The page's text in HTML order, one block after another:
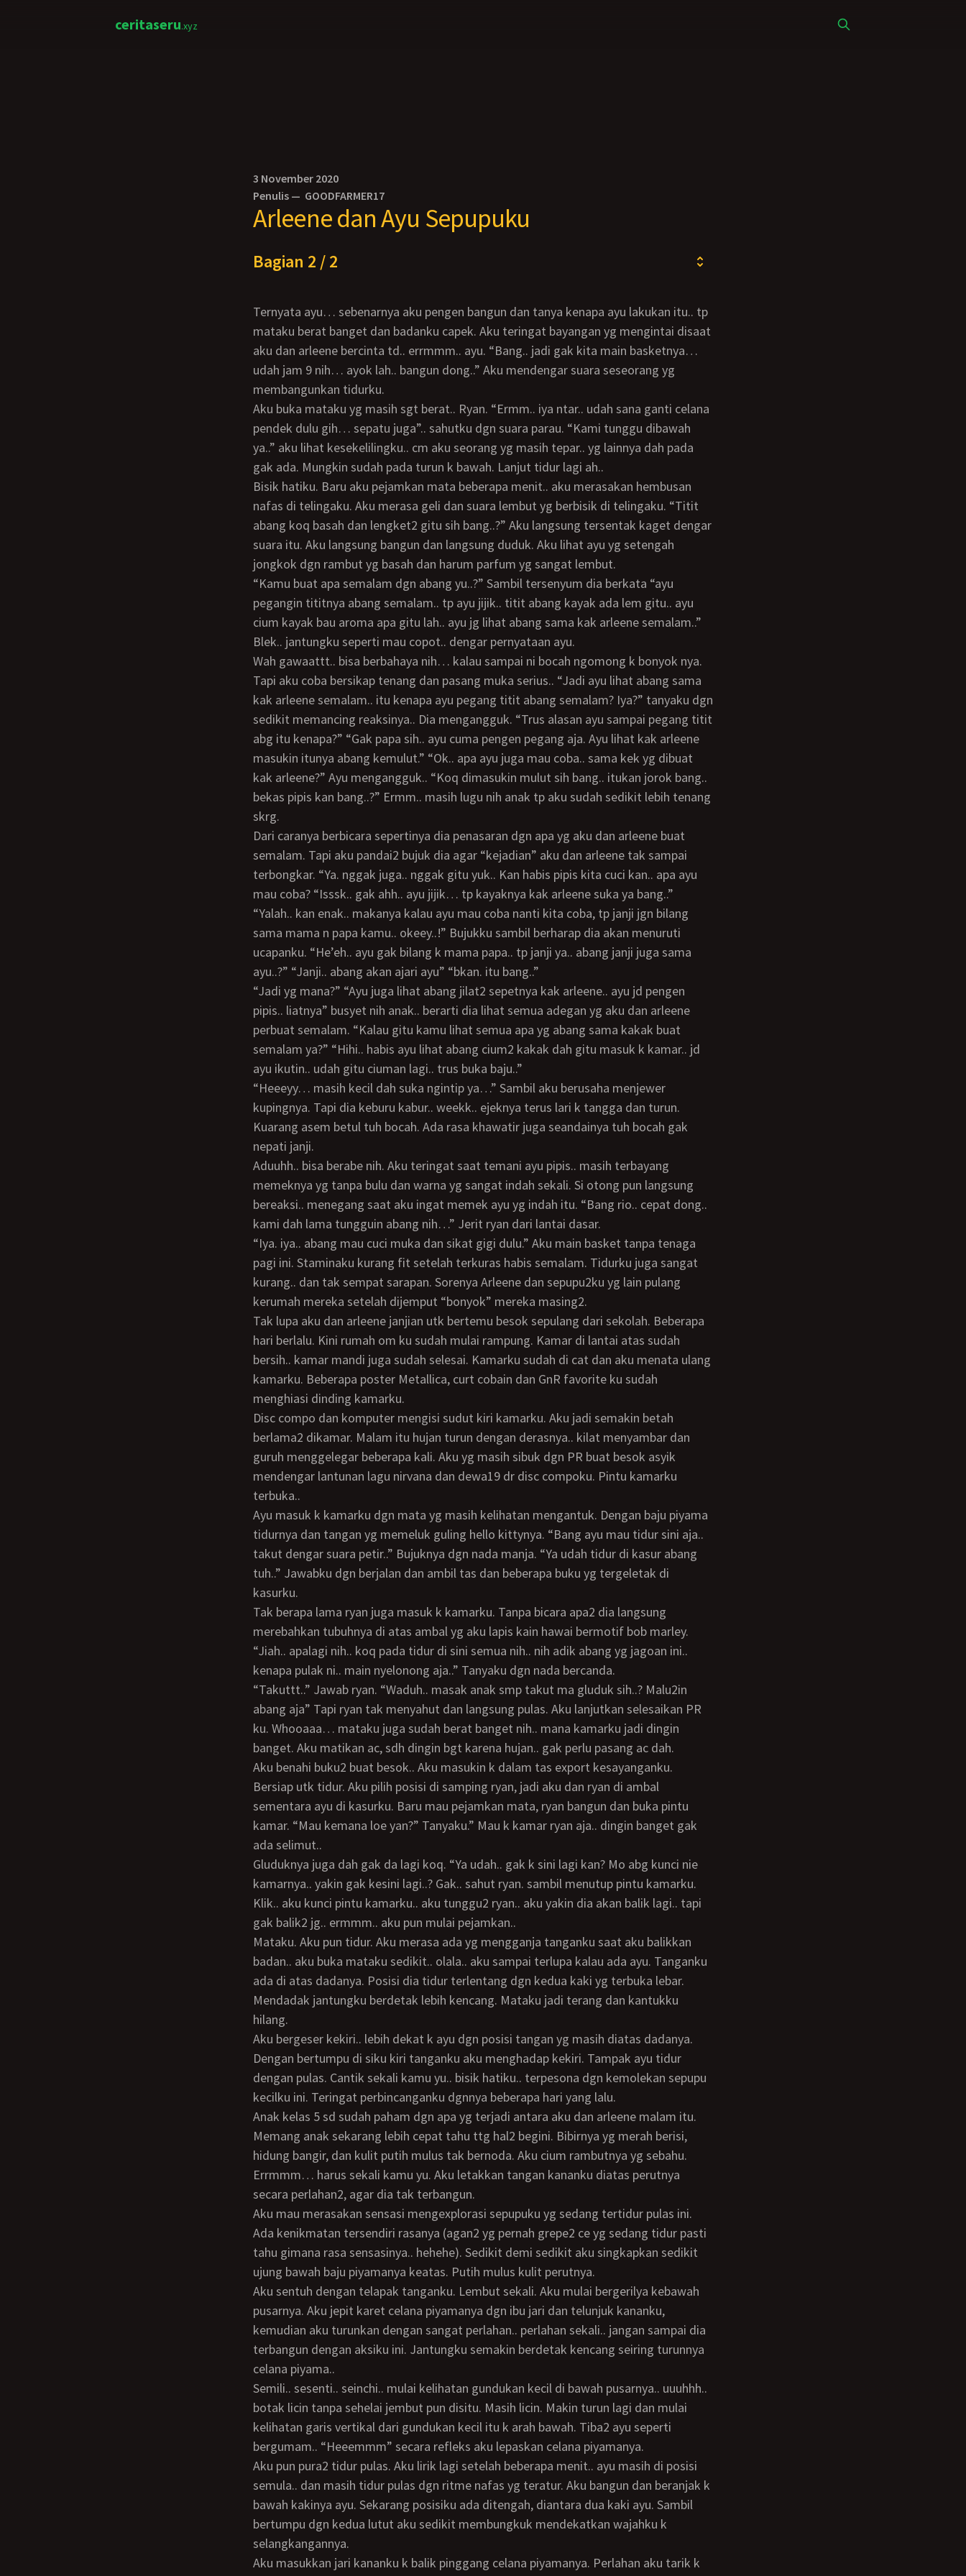
ceritaseru.xyz
3 November 2020
Penulis — GOODFARMER17
Arleene dan Ayu Sepupuku
Bagian 2 / 2
Ternyata ayu… sebenarnya aku pengen bangun dan tanya kenapa ayu lakukan itu.. tp
mataku berat banget dan badanku capek. Aku teringat bayangan yg mengintai disaat
aku dan arleene bercinta td.. errmmm.. ayu. “Bang.. jadi gak kita main basketnya…
udah jam 9 nih… ayok lah.. bangun dong..” Aku mendengar suara seseorang yg
membangunkan tidurku.
Aku buka mataku yg masih sgt berat.. Ryan. “Ermm.. iya ntar.. udah sana ganti celana
pendek dulu gih… sepatu juga”.. sahutku dgn suara parau. “Kami tunggu dibawah
ya..” aku lihat kesekelilingku.. cm aku seorang yg masih tepar.. yg lainnya dah pada
gak ada. Mungkin sudah pada turun k bawah. Lanjut tidur lagi ah..
bisik hatiku. Baru aku pejamkan mata beberapa menit.. aku merasakan hembusan
nafas di telingaku. Aku merasa geli dan suara lembut yg berbisik di telingaku. “Titit
abang koq basah dan lengket2 gitu sih bang..?” Aku langsung tersentak kaget dengar
suara itu. Aku langsung bangun dan langsung duduk. Aku lihat ayu yg setengah
jongkok dgn rambut yg basah dan harum parfum yg sangat lembut.
“Kamu buat apa semalam dgn abang yu..?” Sambil tersenyum dia berkata “ayu
pegangin tititnya abang semalam.. tp ayu jijik.. titit abang kayak ada lem gitu.. ayu
cium kayak bau aroma apa gitu lah.. ayu jg lihat abang sama kak arleene semalam..”
Blek.. jantungku seperti mau copot.. dengar pernyataan ayu.
Wah gawaattt.. bisa berbahaya nih… kalau sampai ni bocah ngomong k bonyok nya.
Tapi aku coba bersikap tenang dan pasang muka serius.. “Jadi ayu lihat abang sama
kak arleene semalam.. itu kenapa ayu pegang titit abang semalam? Iya?” tanyaku dgn
sedikit memancing reaksinya.. Dia mengangguk. “Trus alasan ayu sampai pegang titit
abg itu kenapa?” “Gak papa sih.. ayu cuma pengen pegang aja. Ayu lihat kak arleene
masukin itunya abang kemulut.” “Ok.. apa ayu juga mau coba.. sama kek yg dibuat
kak arleene?” Ayu mengangguk.. “Koq dimasukin mulut sih bang.. itukan jorok bang..
bekas pipis kan bang..?” Ermm.. masih lugu nih anak tp aku sudah sedikit lebih tenang
skrg.
Dari caranya berbicara sepertinya dia penasaran dgn apa yg aku dan arleene buat
semalam. Tapi aku pandai2 bujuk dia agar “kejadian” aku dan arleene tak sampai
terbongkar. “Ya. nggak juga.. nggak gitu yuk.. Kan habis pipis kita cuci kan.. apa ayu
mau coba? “Isssk.. gak ahh.. ayu jijik… tp kayaknya kak arleene suka ya bang..”
“Yalah.. kan enak.. makanya kalau ayu mau coba nanti kita coba, tp janji jgn bilang
sama mama n papa kamu.. okeey..!” Bujukku sambil berharap dia akan menuruti
ucapanku. “He’eh.. ayu gak bilang k mama papa.. tp janji ya.. abang janji juga sama
ayu..?” “Janji.. abang akan ajari ayu” “bkan. itu bang..”
“Jadi yg mana?” “Ayu juga lihat abang jilat2 sepetnya kak arleene.. ayu jd pengen
pipis.. liatnya” busyet nih anak.. berarti dia lihat semua adegan yg aku dan arleene
perbuat semalam. “Kalau gitu kamu lihat semua apa yg abang sama kakak buat
semalam ya?” “Hihi.. habis ayu lihat abang cium2 kakak dah gitu masuk k kamar.. jd
ayu ikutin.. udah gitu ciuman lagi.. trus buka baju..”
“Heeeyy… masih kecil dah suka ngintip ya…” Sambil aku berusaha menjewer
kupingnya. Tapi dia keburu kabur.. weekk.. ejeknya terus lari k tangga dan turun.
Kuarang asem betul tuh bocah. Ada rasa khawatir juga seandainya tuh bocah gak
nepati janji.
aduuhh.. bisa berabe nih. Aku teringat saat temani ayu pipis.. masih terbayang
memeknya yg tanpa bulu dan warna yg sangat indah sekali. Si otong pun langsung
bereaksi.. menegang saat aku ingat memek ayu yg indah itu. “Bang rio.. cepat dong..
kami dah lama tungguin abang nih…” Jerit ryan dari lantai dasar.
“Iya. iya.. abang mau cuci muka dan sikat gigi dulu.” Aku main basket tanpa tenaga
pagi ini. Staminaku kurang fit setelah terkuras habis semalam. Tidurku juga sangat
kurang.. dan tak sempat sarapan. Sorenya Arleene dan sepupu2ku yg lain pulang
kerumah mereka setelah dijemput “bonyok” mereka masing2.
Tak lupa aku dan arleene janjian utk bertemu besok sepulang dari sekolah. Beberapa
hari berlalu. Kini rumah om ku sudah mulai rampung. Kamar di lantai atas sudah
bersih.. kamar mandi juga sudah selesai. Kamarku sudah di cat dan aku menata ulang
kamarku. Beberapa poster Metallica, curt cobain dan GnR favorite ku sudah
menghiasi dinding kamarku.
Disc compo dan komputer mengisi sudut kiri kamarku. Aku jadi semakin betah
berlama2 dikamar. Malam itu hujan turun dengan derasnya.. kilat menyambar dan
guruh menggelegar beberapa kali. Aku yg masih sibuk dgn PR buat besok asyik
mendengar lantunan lagu nirvana dan dewa19 dr disc compoku. Pintu kamarku
terbuka..
Ayu masuk k kamarku dgn mata yg masih kelihatan mengantuk. Dengan baju piyama
tidurnya dan tangan yg memeluk guling hello kittynya. “Bang ayu mau tidur sini aja..
takut dengar suara petir..” Bujuknya dgn nada manja. “Ya udah tidur di kasur abang
tuh..” Jawabku dgn berjalan dan ambil tas dan beberapa buku yg tergeletak di
kasurku.
Tak berapa lama ryan juga masuk k kamarku. Tanpa bicara apa2 dia langsung
merebahkan tubuhnya di atas ambal yg aku lapis kain hawai bermotif bob marley.
“Jiah.. apalagi nih.. koq pada tidur di sini semua nih.. nih adik abang yg jagoan ini..
kenapa pulak ni.. main nyelonong aja..” Tanyaku dgn nada bercanda.
“Takuttt..” Jawab ryan. “Waduh.. masak anak smp takut ma gluduk sih..? Malu2in
abang aja” Tapi ryan tak menyahut dan langsung pulas. Aku lanjutkan selesaikan PR
ku. Whooaaa… mataku juga sudah berat banget nih.. mana kamarku jadi dingin
banget. Aku matikan ac, sdh dingin bgt karena hujan.. gak perlu pasang ac dah.
Aku benahi buku2 buat besok.. Aku masukin k dalam tas export kesayanganku.
Bersiap utk tidur. Aku pilih posisi di samping ryan, jadi aku dan ryan di ambal
sementara ayu di kasurku. Baru mau pejamkan mata, ryan bangun dan buka pintu
kamar. “Mau kemana loe yan?” Tanyaku.” Mau k kamar ryan aja.. dingin banget gak
ada selimut..
gluduknya juga dah gak da lagi koq. “Ya udah.. gak k sini lagi kan? Mo abg kunci nie
kamarnya.. yakin gak kesini lagi..? Gak.. sahut ryan. sambil menutup pintu kamarku.
Klik.. aku kunci pintu kamarku.. aku tunggu2 ryan.. aku yakin dia akan balik lagi.. tapi
gak balik2 jg.. ermmm.. aku pun mulai pejamkan..
mataku. Aku pun tidur. Aku merasa ada yg mengganja tanganku saat aku balikkan
badan.. aku buka mataku sedikit.. olala.. aku sampai terlupa kalau ada ayu. Tanganku
ada di atas dadanya. Posisi dia tidur terlentang dgn kedua kaki yg terbuka lebar.
Mendadak jantungku berdetak lebih kencang. Mataku jadi terang dan kantukku
hilang.
Aku bergeser kekiri.. lebih dekat k ayu dgn posisi tangan yg masih diatas dadanya.
Dengan bertumpu di siku kiri tanganku aku menghadap kekiri. Tampak ayu tidur
dengan pulas. Cantik sekali kamu yu.. bisik hatiku.. terpesona dgn kemolekan sepupu
kecilku ini. Teringat perbincanganku dgnnya beberapa hari yang lalu.
Anak kelas 5 sd sudah paham dgn apa yg terjadi antara aku dan arleene malam itu.
Memang anak sekarang lebih cepat tahu ttg hal2 begini. Bibirnya yg merah berisi,
hidung bangir, dan kulit putih mulus tak bernoda. Aku cium rambutnya yg sebahu.
Errmmm… harus sekali kamu yu. Aku letakkan tangan kananku diatas perutnya
secara perlahan2, agar dia tak terbangun.
Aku mau merasakan sensasi mengexplorasi sepupuku yg sedang tertidur pulas ini.
Ada kenikmatan tersendiri rasanya (agan2 yg pernah grepe2 ce yg sedang tidur pasti
tahu gimana rasa sensasinya.. hehehe). Sedikit demi sedikit aku singkapkan sedikit
ujung bawah baju piyamanya keatas. Putih mulus kulit perutnya.
Aku sentuh dengan telapak tanganku. Lembut sekali. Aku mulai bergerilya kebawah
pusarnya. Aku jepit karet celana piyamanya dgn ibu jari dan telunjuk kananku,
kemudian aku turunkan dengan sangat perlahan.. perlahan sekali.. jangan sampai dia
terbangun dengan aksiku ini. Jantungku semakin berdetak kencang seiring turunnya
celana piyama..
semili.. sesenti.. seinchi.. mulai kelihatan gundukan kecil di bawah pusarnya.. uuuhhh..
botak licin tanpa sehelai jembut pun disitu. Masih licin. Makin turun lagi dan mulai
kelihatan garis vertikal dari gundukan kecil itu k arah bawah. Tiba2 ayu seperti
bergumam.. “Heeemmm” secara refleks aku lepaskan celana piyamanya.
Aku pun pura2 tidur pulas. Aku lirik lagi setelah beberapa menit.. ayu masih di posisi
semula.. dan masih tidur pulas dgn ritme nafas yg teratur. Aku bangun dan beranjak k
bawah kakinya ayu. Sekarang posisiku ada ditengah, diantara dua kaki ayu. Sambil
bertumpu dgn kedua lutut aku sedikit membungkuk mendekatkan wajahku k
selangkangannya.
Aku masukkan jari kananku k balik pinggang celana piyamanya. Perlahan aku tarik k